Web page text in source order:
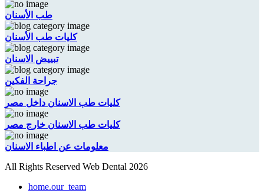
طب الأسنان
كليات طب الأسنان
تبييض الاسنان
جراحة الفكين
كليات طب الاسنان داخل مصر
كليات طب الاسنان خارج مصر
معلومات عن اطباء الاسنان
All Rights Reserved Web Dental 2026
home.our_team